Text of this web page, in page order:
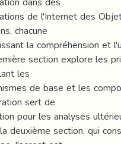
de l'Internet des
chacune
la compréhension et
section explore les
les
de base et les
sert de
pour les analyses
deuxième section, qui